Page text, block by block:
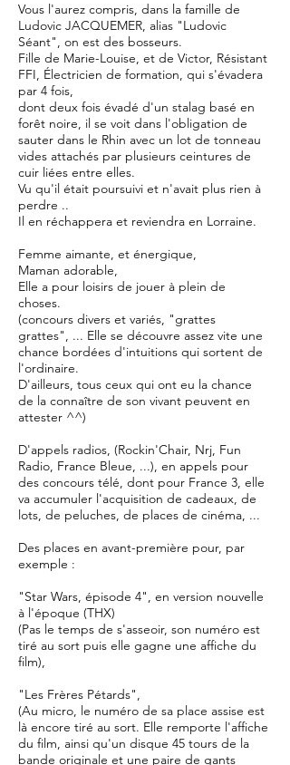
Vous l'aurez compris, dans la famille de
Ludovic JACQUEMER, alias "Ludovic
Séant", on est des bosseurs.
Fille de Marie-Louise, et de Victor, Résistant
FFI, Électricien de formation, qui s'évadera
par 4 fois,
dont deux fois évadé d'un stalag basé en
forêt noire, il se voit dans l'obligation de
sauter dans le Rhin avec un lot de tonneau
vides attachés par plusieurs ceintures de
cuir liées entre elles.
Vu qu'il était poursuivi et n'avait plus rien à
perdre ..
Il en réchappera et reviendra en Lorraine.
Femme aimante, et énergique,
Maman adorable,
Elle a pour loisirs de jouer à plein de
choses.
(concours divers et variés, "grattes
grattes", ... Elle se découvre assez vite une
chance bordées d'intuitions qui sortent de
l'ordinaire.
D'ailleurs, tous ceux qui ont eu la chance
de la connaître de son vivant peuvent en
attester ^^)
D'appels radios, (Rockin'Chair, Nrj, Fun
Radio, France Bleue, ...), en appels pour
des concours télé, dont pour France 3, elle
va accumuler l'acquisition de cadeaux, de
lots, de peluches, de places de cinéma, ...
Des places en avant-première pour, par
exemple :
"Star Wars, épisode 4", en version nouvelle
à l'époque (THX)
(Pas le temps de s'asseoir, son numéro est
tiré au sort puis elle gagne une affiche du
film),
"Les Frères Pétards",
(Au micro, le numéro de sa place assise est
là encore tiré au sort. Elle remporte l'affiche
du film, ainsi qu'un disque 45 tours de la
bande originale et une paire de gants